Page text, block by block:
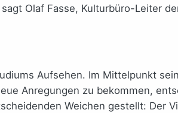
Olaf Fasse, Kulturbüro-Leiter
Aufsehen. Im Mittelpunkt
Anregungen zu bekommen,
Weichen gestellt: Der